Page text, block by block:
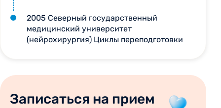
2005 Северный государственный
медицинский университет
(нейрохирургия) Циклы переподготовки
Записаться на прием